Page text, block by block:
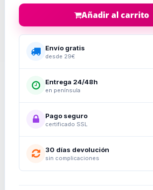
Añadir al carrito
Envío gratis
desde 29€
Entrega 24/48h
en península
Pago seguro
certificado SSL
30 días devolución
sin complicaciones